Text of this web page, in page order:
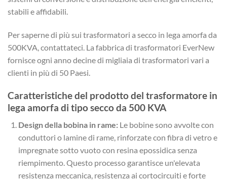
stabili e affidabili.
Per saperne di più sui trasformatori a secco in lega amorfa da
500KVA, contattateci. La fabbrica di trasformatori EverNew
fornisce ogni anno decine di migliaia di trasformatori vari a
clienti in più di 50 Paesi.
Caratteristiche del prodotto del trasformatore in
lega amorfa di tipo secco da 500 KVA
Design della bobina in rame:Le bobine sono avvolte con
conduttori o lamine di rame, rinforzate con fibra di vetro e
impregnate sotto vuoto con resina epossidica senza
riempimento. Questo processo garantisce un'elevata
resistenza meccanica, resistenza ai cortocircuiti e forte